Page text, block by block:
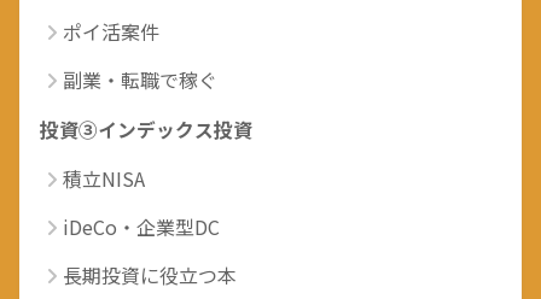
ポイ活案件
副業・転職で稼ぐ
投資③インデックス投資
積立NISA
iDeCo・企業型DC
長期投資に役立つ本